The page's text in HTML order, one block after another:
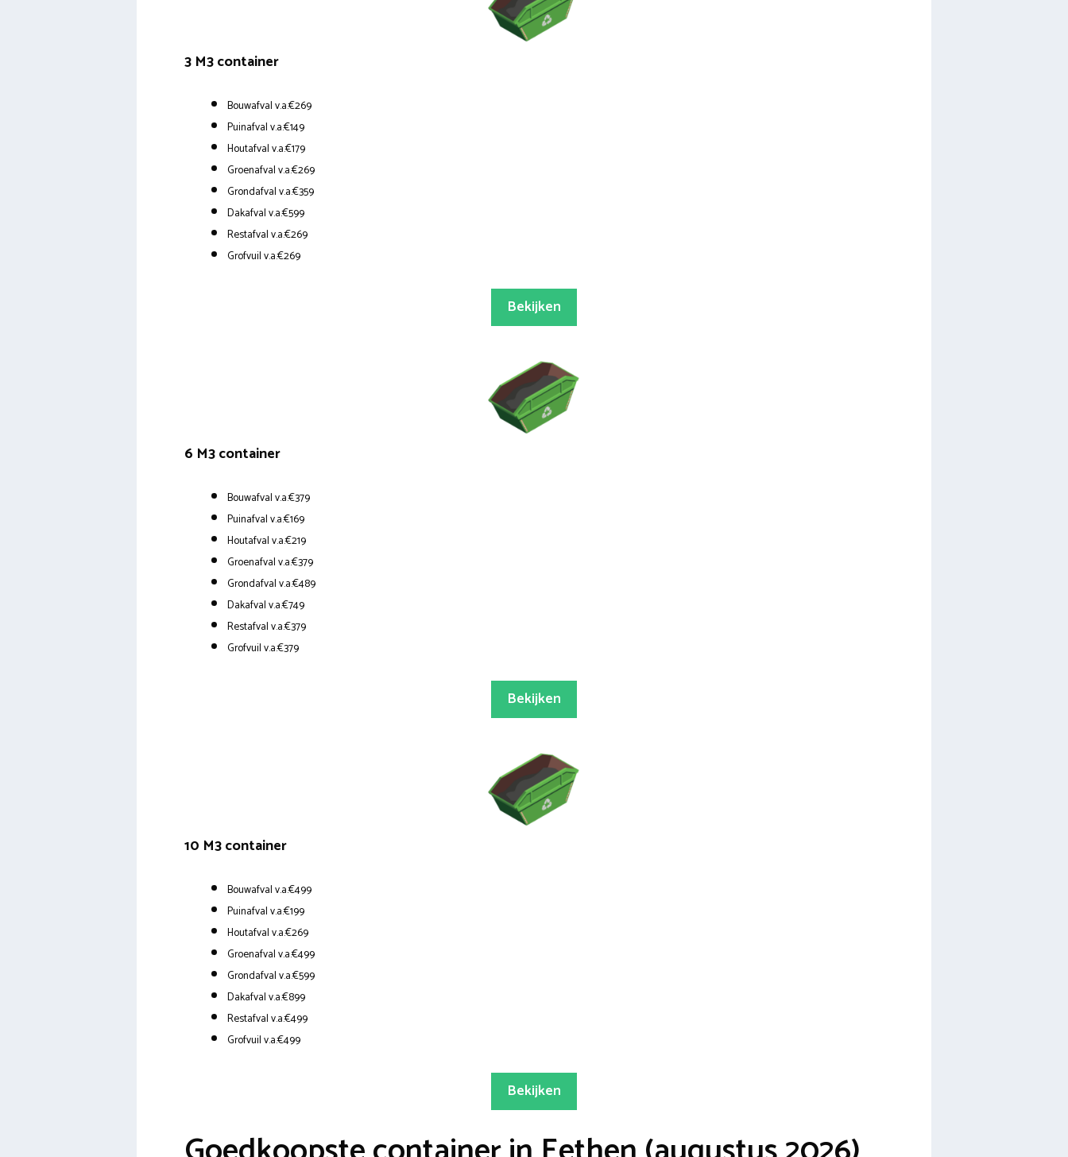
3 M3 container
Bouwafval v.a.€269
Puinafval v.a.€149
Houtafval v.a.€179
Groenafval v.a.€269
Grondafval v.a.€359
Dakafval v.a.€599
Restafval v.a.€269
Grofvuil v.a.€269
Bekijken
6 M3 container
Bouwafval v.a.€379
Puinafval v.a.€169
Houtafval v.a.€219
Groenafval v.a.€379
Grondafval v.a.€489
Dakafval v.a.€749
Restafval v.a.€379
Grofvuil v.a.€379
Bekijken
10 M3 container
Bouwafval v.a.€499
Puinafval v.a.€199
Houtafval v.a.€269
Groenafval v.a.€499
Grondafval v.a.€599
Dakafval v.a.€899
Restafval v.a.€499
Grofvuil v.a.€499
Bekijken